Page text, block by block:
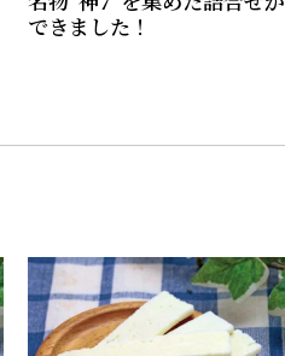
できました！